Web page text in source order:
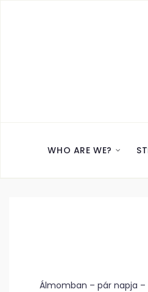
WHO ARE WE?
Álmomban – pár napja –